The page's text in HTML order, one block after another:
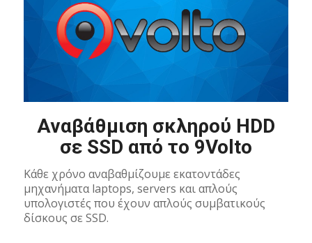
Αναβάθμιση σκληρού HDD
σε SSD από το 9Volto
Κάθε χρόνο αναβαθμίζουμε εκατοντάδες
μηχανήματα laptops, servers και απλούς
υπολογιστές που έχουν απλούς συμβατικούς
δίσκους σε SSD.